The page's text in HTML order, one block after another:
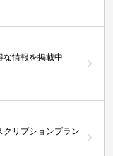
な情報を掲載中
リプションプラン